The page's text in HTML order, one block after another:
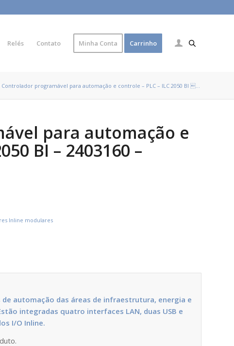
Relés Contato Minha Conta Carrinho
Controlador programável para automação e controle – PLC – ILC 2050 BI ...
para automação e
BI – 2403160 –
Inline modulares
automação das áreas de infraestrutura, energia e
integradas quatro interfaces LAN, duas USB e
I/O Inline.